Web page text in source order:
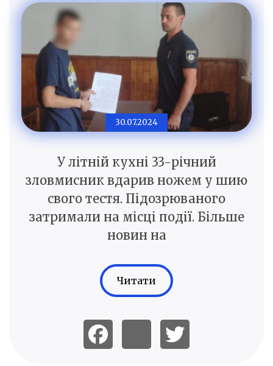
30.07.2024
У літній кухні 33-річний
зловмисник вдарив ножем у шию
свого тестя. Підозрюваного
затримали на місці події. Більше
новин на
Читати